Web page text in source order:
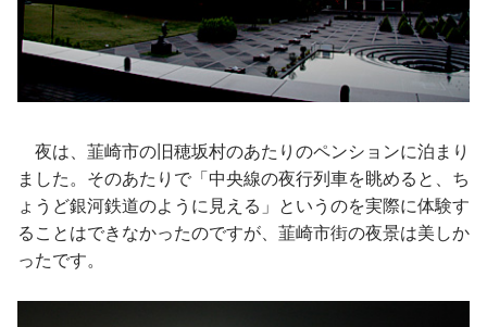
夜は、韮崎市の旧穂坂村のあたりのペンションに泊まり
ました。そのあたりで「中央線の夜行列車を眺めると、ち
ょうど銀河鉄道のように見える」というのを実際に体験す
ることはできなかったのですが、韮崎市街の夜景は美しか
ったです。